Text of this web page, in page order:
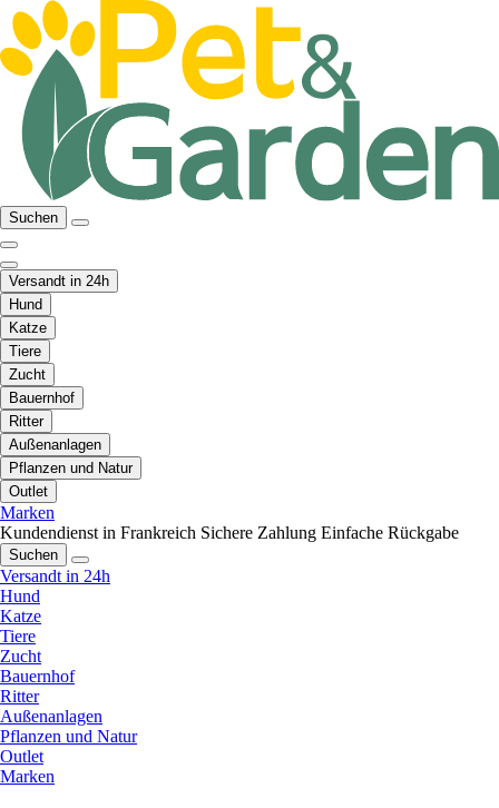
Suchen
Versandt in 24h
Hund
Katze
Tiere
Zucht
Bauernhof
Ritter
Außenanlagen
Pflanzen und Natur
Outlet
Marken
Kundendienst in Frankreich Sichere Zahlung Einfache Rückgabe
Suchen
Versandt in 24h
Hund
Katze
Tiere
Zucht
Bauernhof
Ritter
Außenanlagen
Pflanzen und Natur
Outlet
Marken